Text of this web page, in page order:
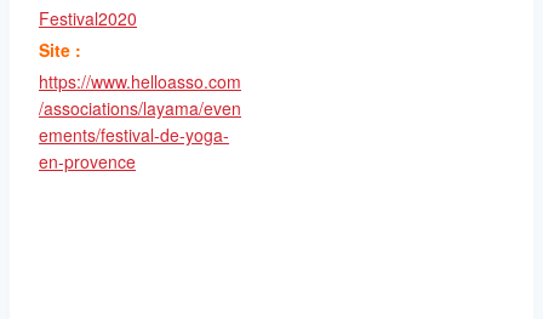
Festival2020
Site :
https://www.helloasso.com
/associations/layama/even
ements/festival-de-yoga-
en-provence